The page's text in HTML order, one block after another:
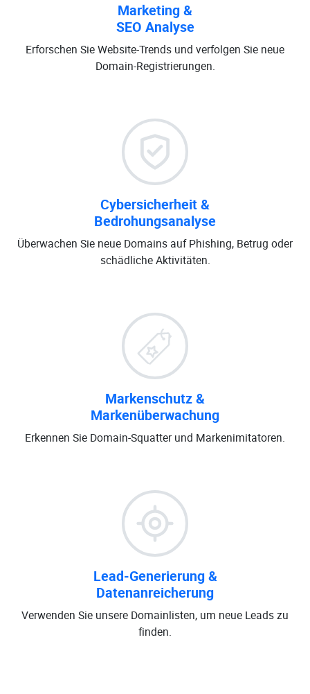
Marketing &
SEO Analyse
Erforschen Sie Website-Trends und verfolgen Sie neue
Domain-Registrierungen.
Cybersicherheit &
Bedrohungsanalyse
Überwachen Sie neue Domains auf Phishing, Betrug oder
schädliche Aktivitäten.
Markenschutz &
Markenüberwachung
Erkennen Sie Domain-Squatter und Markenimitatoren.
Lead-Generierung &
Datenanreicherung
Verwenden Sie unsere Domainlisten, um neue Leads zu
finden.